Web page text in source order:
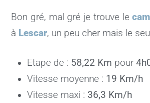
Bon gré, mal gré je trouve le
à Lescar, un peu cher mais le
Etape de : 58,22 Km pour
Vitesse moyenne : 19 Km/h
Vitesse maxi : 36,3 Km/h